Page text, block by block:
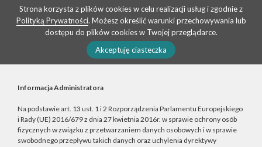
Strona korzysta z plików cookies w celu realizacji usług i zgodnie z
Polityką Prywatności. Możesz określić warunki przechowywania lub
dostępu do plików cookies w Twojej przeglądarce.
Akceptuję ciasteczka
Informacja Administratora
Na podstawie art. 13 ust. 1 i 2 Rozporządzenia Parlamentu Europejskiego
i Rady (UE) 2016/679 z dnia 27 kwietnia 2016r. w sprawie ochrony osób
fizycznych w związku z przetwarzaniem danych osobowych i w sprawie
swobodnego przepływu takich danych oraz uchylenia dyrektywy